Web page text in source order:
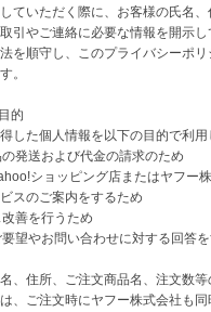
ていただく際に、お客様の氏名
引やご連絡に必要な情報を開示
を順守し、このプライバシーポ
。
的
した個人情報を以下の目的で利用
発送および代金の請求のため
ショッピング店またはヤフー
スのご案内をするため
善を行うため
望やお問い合わせに対する回答
、住所、ご注文商品名、注文数
、ご注文時にヤフー株式会社も